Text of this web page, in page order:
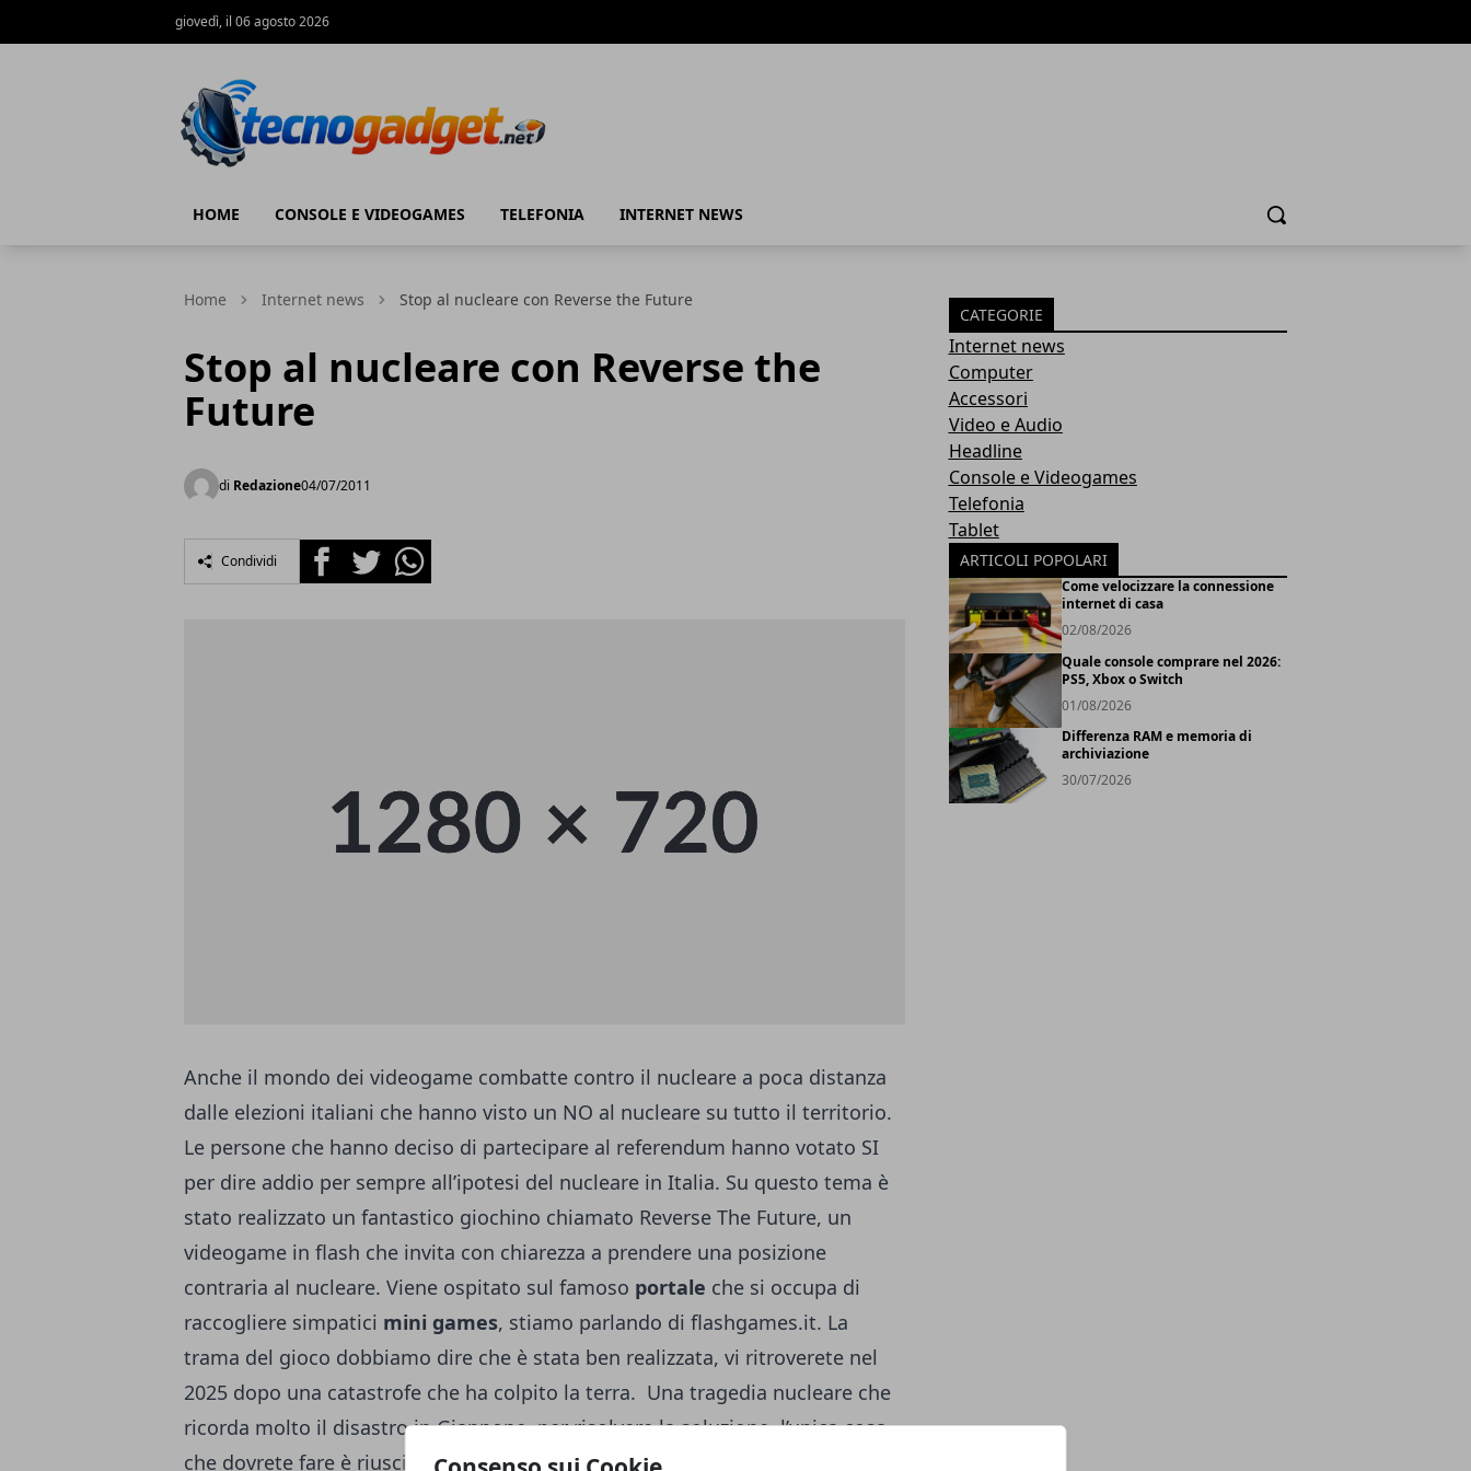
giovedì, il 06 agosto 2026
HOME CONSOLE E VIDEOGAMES TELEFONIA INTERNET NEWS Cerca
Home Internet news Stop al nucleare con Reverse the Future
Stop al nucleare con Reverse the
Future
di Redazione04/07/2011
Condividi FacebookTwitterWhatsapp
Anche il mondo dei videogame combatte contro il nucleare a poca distanza
dalle elezioni italiani che hanno visto un NO al nucleare su tutto il territorio.
Le persone che hanno deciso di partecipare al referendum hanno votato SI
per dire addio per sempre all’ipotesi del nucleare in Italia. Su questo tema è
stato realizzato un fantastico giochino chiamato Reverse The Future, un
videogame in flash che invita con chiarezza a prendere una posizione
contraria al nucleare. Viene ospitato sul famoso portale che si occupa di
raccogliere simpatici mini games, stiamo parlando di flashgames.it. La
trama del gioco dobbiamo dire che è stata ben realizzata, vi ritroverete nel
2025 dopo una catastrofe che ha colpito la terra. Una tragedia nucleare che
ricorda molto il disastro in Giappone, per risolvere la soluzione, l’unica cosa
che dovrete fare è riuscire a tornare indietro nel tempo, ovvero al 12 giugno
CATEGORIE
Internet news
Computer
Accessori
Video e Audio
Headline
Console e Videogames
Telefonia
Tablet
ARTICOLI POPOLARI
Come velocizzare la connessione
internet di casa
02/08/2026
Quale console comprare nel 2026:
PS5, Xbox o Switch
01/08/2026
Differenza RAM e memoria di
archiviazione
30/07/2026